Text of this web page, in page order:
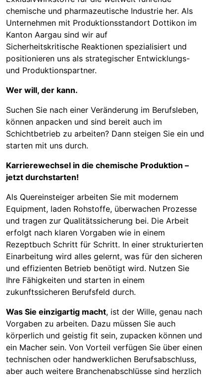
chemische und pharmazeutische Industrie her. Als
Unternehmen mit Produktionsstandort Dottikon im
Kanton Aargau sind wir auf
Sicherheitskritische Reaktionen spezialisiert und
positionieren uns als strategischer Entwicklungs-
und Produktionspartner.
Wer will, der kann.
Suchen Sie nach einer Veränderung im Berufsleben,
können anpacken und sind bereit auch im
Schichtbetrieb zu arbeiten? Dann steigen Sie ein und
starten mit uns durch.
Karrierewechsel in die chemische Produktion –
jetzt durchstarten!
Als Quereinsteiger arbeiten Sie mit modernem
Equipment, laden Rohstoffe, überwachen Prozesse
und tragen zur Qualitätssicherung bei. Die Arbeit
erfolgt nach klaren Vorgaben wie in einem
Rezeptbuch Schritt für Schritt. In einer strukturierten
Einarbeitung wird alles gelernt, was für den sicheren
und effizienten Betrieb benötigt wird. Nutzen Sie
Ihre Fähigkeiten und starten in einem
zukunftssicheren Berufsfeld durch.
Was Sie einzigartig macht, ist der Wille, genau nach
Vorgaben zu arbeiten. Dazu müssen Sie auch
körperlich und geistig fit sein, zupacken können und
ein Macher sein. Von Vorteil verfügen Sie über einen
technischen oder handwerklichen Berufsabschluss,
aber auch weitere Branchenabschlüsse sind herzlich